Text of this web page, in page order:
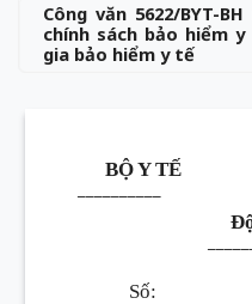
Công văn 5622/BYT-
chính sách bảo hiểm
gia bảo hiểm y tế
BỘ Y TẾ
Số: